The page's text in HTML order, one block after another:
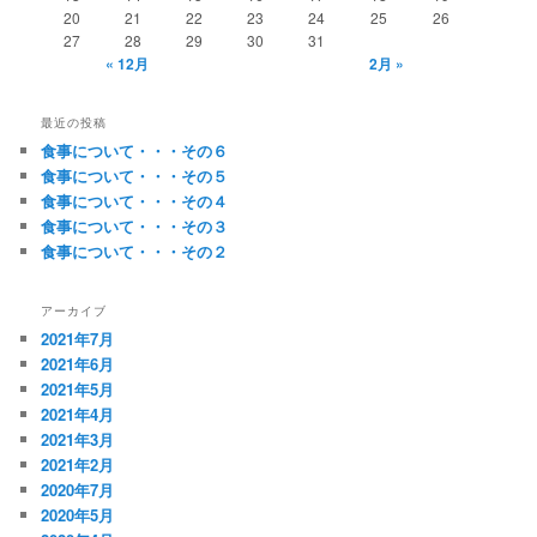
20
21 22 23 24 25
26
27
28 29 30 31
« 12月 2月 »
最近の投稿
食事について・・・その６
食事について・・・その５
食事について・・・その４
食事について・・・その３
食事について・・・その２
アーカイブ
2021年7月
2021年6月
2021年5月
2021年4月
2021年3月
2021年2月
2020年7月
2020年5月